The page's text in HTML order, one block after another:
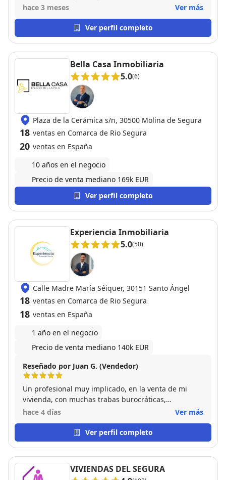
bien asesorada y acompañada durante todo el
hace 3 meses Ver más
Ver perfil completo
Bella Casa Inmobiliaria
5.0(6)
Plaza de la Cerámica s/n, 30500 Molina de Segura
18 ventas en Comarca de Rio Segura
20 ventas en España
10 años en el negocio
Precio de venta mediano 169k EUR
Ver perfil completo
Experiencia Inmobiliaria
5.0(50)
Calle Madre María Séiquer, 30151 Santo Ángel
18 ventas en Comarca de Rio Segura
18 ventas en España
1 año en el negocio
Precio de venta mediano 140k EUR
Reseñado por Juan G. (Vendedor)
Un profesional muy implicado, en la venta de mi
vivienda, con muchas trabas burocráticas,
solventadas gracias a su perseverancia y dedicación
hace 4 días Ver más
Ver perfil completo
VIVIENDAS DEL SEGURA